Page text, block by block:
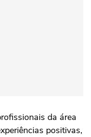
da área
positivas,